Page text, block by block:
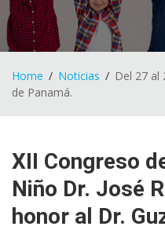
Home Noticias
Del 27 al
de Panamá.
XII Congreso
Niño Dr. José
honor al Dr.